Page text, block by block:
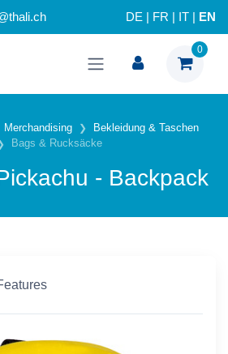
DE FR IT EN
0
Merchandising
Bekleidung & Taschen
Bags & Rucksäcke
- Backpack